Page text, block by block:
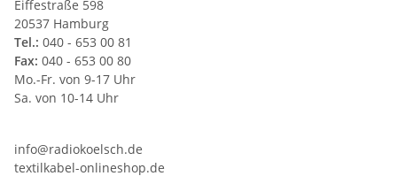
Eiffestraße 598
20537 Hamburg
Tel.: 040 - 653 00 81
Fax: 040 - 653 00 80
Mo.-Fr. von 9-17 Uhr
Sa. von 10-14 Uhr
info@radiokoelsch.de
textilkabel-onlineshop.de